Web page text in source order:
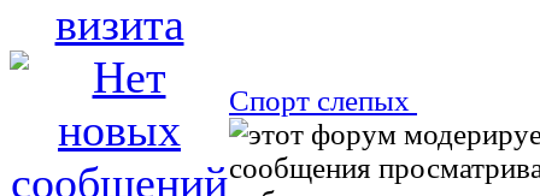
Спорт слепых